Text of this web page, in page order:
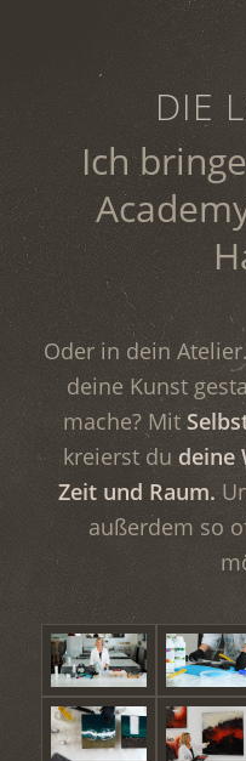
DIE
Ich
Oder in dein
deine Kunst
mache? Mit
kreierst du deine
Zeit und Raum.
außerdem so